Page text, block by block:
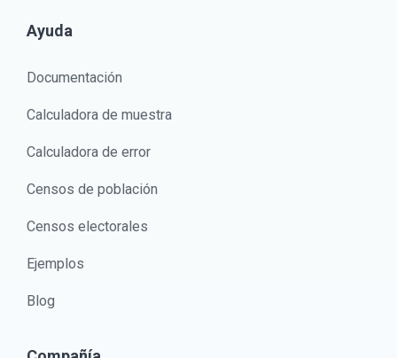
Ayuda
Documentación
Calculadora de muestra
Calculadora de error
Censos de población
Censos electorales
Ejemplos
Blog